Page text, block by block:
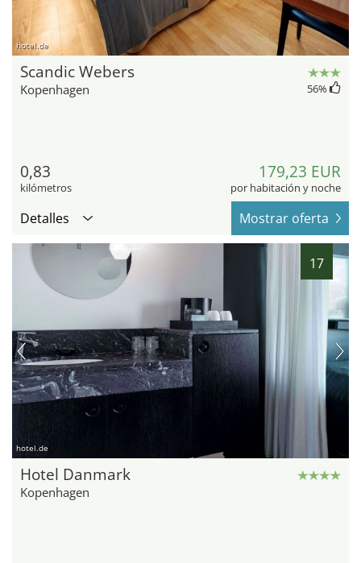
hotel.de
Scandic Webers
Kopenhagen 56%
0,83
kilómetros
179,23 EUR
por habitación y noche
Detalles Mostrar oferta
17
hotel.de
Hotel Danmark
Kopenhagen